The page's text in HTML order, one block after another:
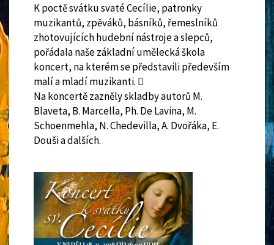
K poctě svátku svaté Cecílie, patronky
muzikantů, zpěváků, básníků, řemeslníků
zhotovujících hudební nástroje a slepců,
pořádala naše základní umělecká škola
koncert, na kterém se představili především
malí a mladí muzikanti. 
Na koncertě zazněly skladby autorů M.
Blaveta, B. Marcella, Ph. De Lavina, M.
Schoenmehla, N. Chedevilla, A. Dvořáka, E.
Douši a dalších.